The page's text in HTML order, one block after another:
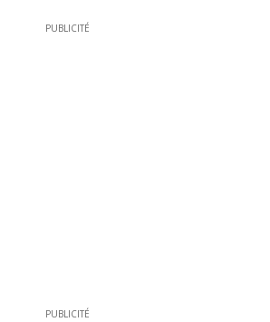
PUBLICITÉ
PUBLICITÉ